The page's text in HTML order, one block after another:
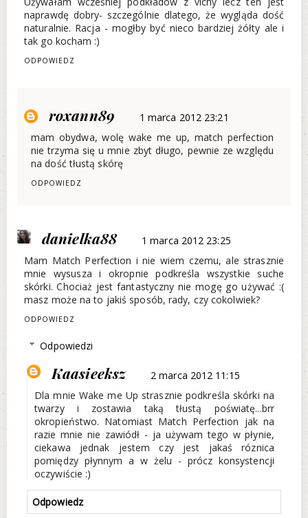
naprawdę dobry- szczególnie dlatego, że wygląda dość
naturalnie. Racja - mogłby być nieco bardziej żółty ale i
tak go kocham :)
ODPOWIEDZ
roxann89
1 marca 2012 23:21
mam obydwa, wolę wake me up, match perfection
nie trzyma się u mnie zbyt długo, pewnie ze względu
na dość tłustą skórę
ODPOWIEDZ
danielka88
1 marca 2012 23:25
Mam Match Perfection i nie wiem czemu, ale strasznie
mnie wysusza i okropnie podkreśla wszystkie suche
skórki. Chociaż jest fantastyczny nie mogę go używać :(
masz może na to jakiś sposób, rady, czy cokolwiek?
ODPOWIEDZ
Odpowiedzi
Kaasieeksz
2 marca 2012 11:15
Dla mnie Wake me Up strasznie podkreśla skórki na
twarzy i zostawia taką tłustą poświatę...brr
okropieństwo. Natomiast Match Perfection jak na
razie mnie nie zawiódł - ja używam tego w płynie,
ciekawa jednak jestem czy jest jakaś róznica
pomiędzy płynnym a w żelu - prócz konsystencji
oczywiście :)
Odpowiedz